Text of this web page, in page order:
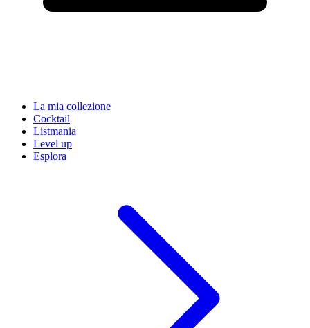
La mia collezione
Cocktail
Listmania
Level up
Esplora